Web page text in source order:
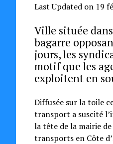
Last Updated on 19
Ville située
bagarre
jours, les
motif que les
exploitent en
Diffusée sur la toile
transport a suscité
la tête de la mairie
transports en Côte